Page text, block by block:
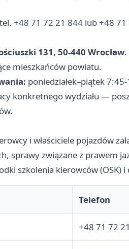
+48 71 72 21 844 lub +48 71
131, 50-440 Wrocław.
mieszkańców powiatu.
poniedziałek–piątek
konkretnego wydziału —
i właściciele pojazdów
sprawy związane z prawem
szkolenia kierowców (OSK)
Telefon
+48 71 72